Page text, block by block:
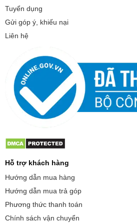
Tuyển dụng
Gửi góp ý, khiếu nại
Liên hệ
Hỗ trợ khách hàng
Hướng dẫn mua hàng
Hướng dẫn mua trả góp
Phương thức thanh toán
Chính sách vận chuyển